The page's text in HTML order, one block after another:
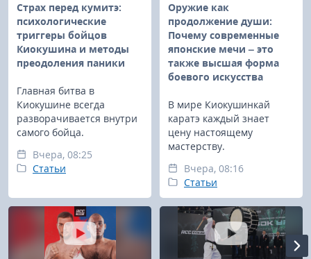
Страх перед кумитэ:
психологические
триггеры бойцов
Киокушина и методы
преодоления паники
Главная битва в
Киокушине всегда
разворачивается внутри
самого бойца.
Вчера, 08:25
Статьи
Оружие как
продолжение души:
Почему современные
японские мечи – это
также высшая форма
боевого искусства
В мире Киокушинкай
каратэ каждый знает
цену настоящему
мастерству.
Вчера, 08:16
Статьи